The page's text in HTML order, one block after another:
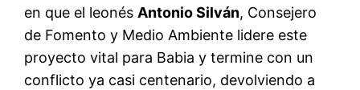
en que el leonés Antonio Silván, Consejero
de Fomento y Medio Ambiente lidere este
proyecto vital para Babia y termine con un
conflicto ya casi centenario, devolviendo a